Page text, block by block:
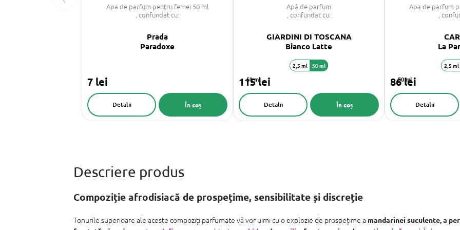
Apa de parfum pentru femei 50 ml
, confundat cu:
Prada
Paradoxe
7 lei
În coș
Detalii
Apă de parfum
, confundat cu:
GIARDINI DI TOSCANA
Bianco Latte
50 ml
115 lei
În coș
Detalii
2,5 ml 50 ml
Apa de parfum
,
La
50 ml
86 lei
Detalii
2,5 ml
Compoziție afrodisiacă de prospețime, sensibilitate și discreție
Tonurile superioare ale aceste compoziți parfumate vă vor uimi cu o explozie de prospețime a mandarinei suculente, a